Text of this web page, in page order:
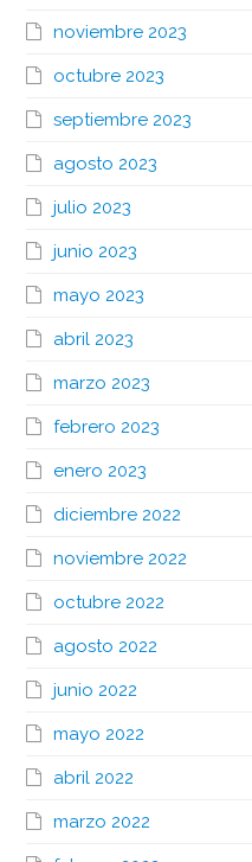
noviembre 2023
octubre 2023
septiembre 2023
agosto 2023
julio 2023
junio 2023
mayo 2023
abril 2023
marzo 2023
febrero 2023
enero 2023
diciembre 2022
noviembre 2022
octubre 2022
agosto 2022
junio 2022
mayo 2022
abril 2022
marzo 2022